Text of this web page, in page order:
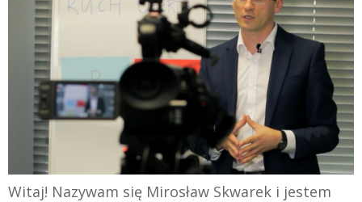
Witaj! Nazywam się Mirosław Skwarek i jestem